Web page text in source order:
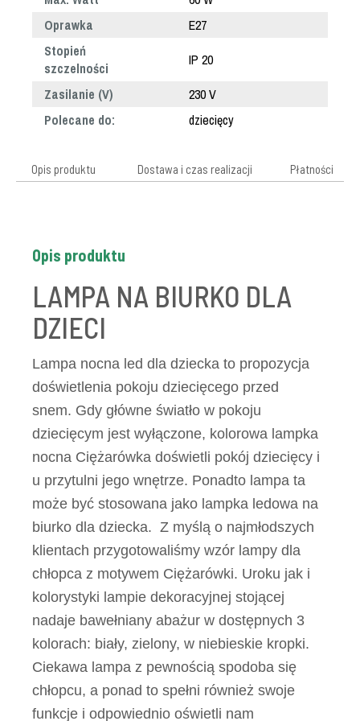
Oprawka
E27
Stopień
szczelności
IP 20
Zasilanie (V)
230 V
Polecane do:
dziecięcy
Opis produktu Dostawa i czas realizacji Płatności
Opis produktu
LAMPA NA BIURKO DLA
DZIECI
Lampa nocna led dla dziecka to propozycja
doświetlenia pokoju dziecięcego przed
snem. Gdy główne światło w pokoju
dziecięcym jest wyłączone, kolorowa lampka
nocna Ciężarówka doświetli pokój dziecięcy i
u przytulni jego wnętrze. Ponadto lampa ta
może być stosowana jako lampka ledowa na
biurko dla dziecka. Z myślą o najmłodszych
klientach przygotowaliśmy wzór lampy dla
chłopca z motywem Ciężarówki. Uroku jak i
kolorystyki lampie dekoracyjnej stojącej
nadaje bawełniany abażur w dostępnych 3
kolorach: biały, zielony, w niebieskie kropki.
Ciekawa lampa z pewnością spodoba się
chłopcu, a ponad to spełni również swoje
funkcje i odpowiednio oświetli nam